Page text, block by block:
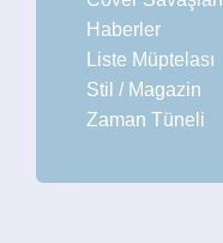
Haberler
Liste Müptelası
Stil / Magazin
Zaman Tüneli